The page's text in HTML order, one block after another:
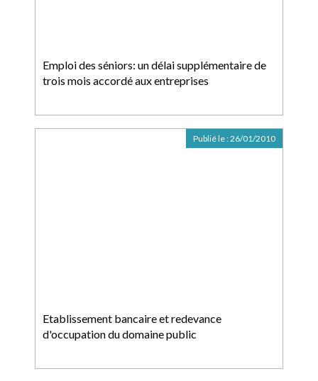
Emploi des séniors: un délai supplémentaire de
trois mois accordé aux entreprises
Etablissement bancaire et redevance
d'occupation du domaine public
Publié le :26/01/2010